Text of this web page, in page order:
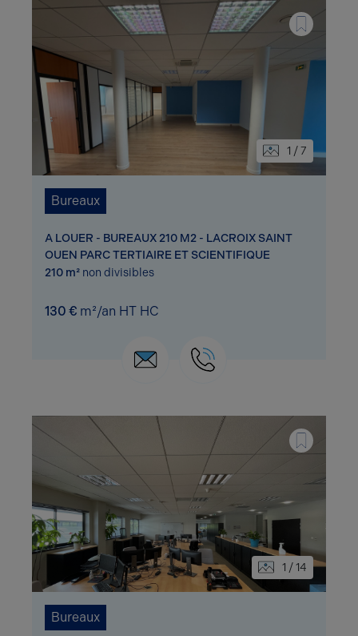
1 / 7
Bureaux
A LOUER - BUREAUX 210 M2 - LACROIX SAINT
OUEN PARC TERTIAIRE ET SCIENTIFIQUE
210 m² non divisibles
130 € m²/an HT HC
1 / 14
Bureaux